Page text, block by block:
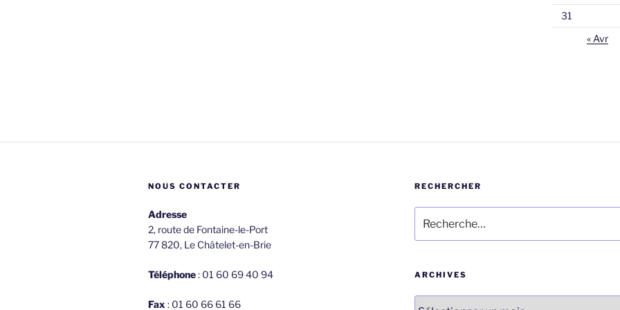
31
« Avr
NOUS CONTACTER
Adresse
2, route de Fontaine-le-Port
77 820, Le Châtelet-en-Brie
Téléphone: 01 60 69 40 94
Fax : 01 60 66 61 66
RECHERCHER
pour
:
ARCHIVES